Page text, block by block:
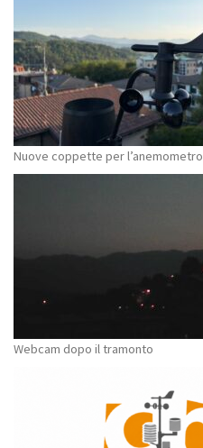
Nuove coppette per l’anemometro
Webcam dopo il tramonto